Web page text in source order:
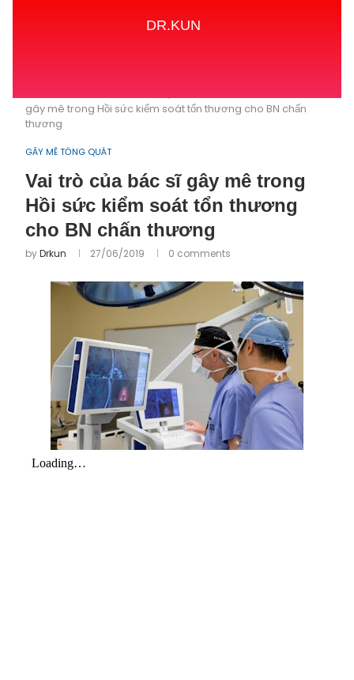
DR.KUN
gây mê trong Hồi sức kiểm soát tổn thương cho BN chấn
thương
GÂY MÊ TỔNG QUÁT
Vai trò của bác sĩ gây mê trong
Hồi sức kiểm soát tổn thương
cho BN chấn thương
byDrkun 27/06/2019 0 comments